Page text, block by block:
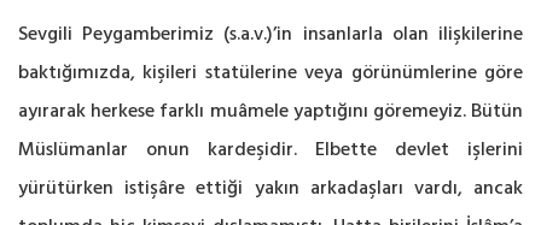
Sevgili Peygamberimiz (s.a.v.)’in insanlarla olan ilişkilerine
baktığımızda, kişileri statülerine veya görünümlerine göre
ayırarak herkese farklı muâmele yaptığını göremeyiz. Bütün
Müslümanlar onun kardeşidir. Elbette devlet işlerini
yürütürken istişâre ettiği yakın arkadaşları vardı, ancak